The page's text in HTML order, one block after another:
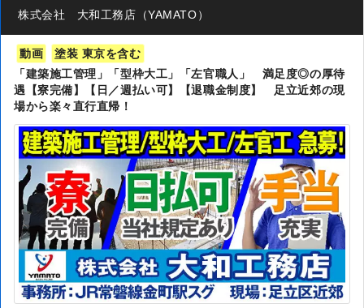
株式会社 大和工務店（YAMATO）
動画
塗装 東京を含む
「建築施工管理」「型枠大工」「左官職人」 満足度◎の厚待
遇【寮完備】【日／週払い可】【退職金制度】 足立近郊の現
場から楽々直行直帰！